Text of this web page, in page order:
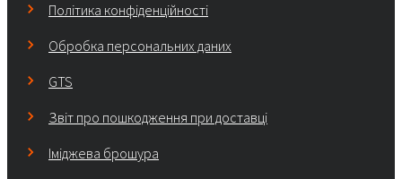
Політика конфіденційності
Обробка персональних даних
GTS
Звіт про пошкодження при доставці
Іміджева брошура